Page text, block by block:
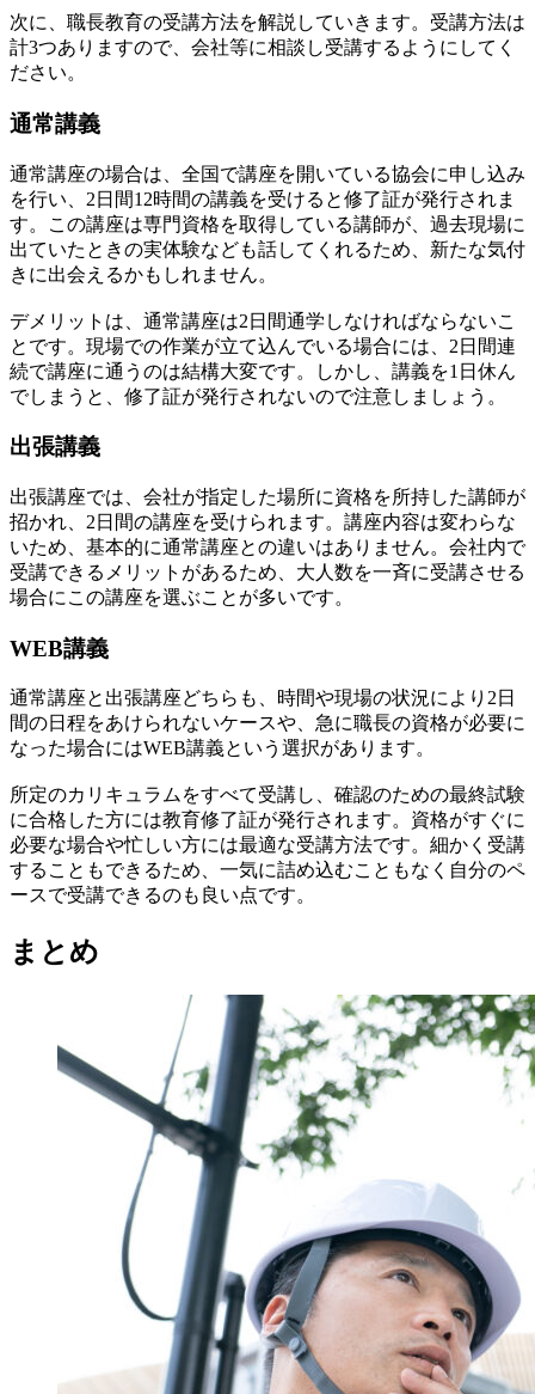
次に、職長教育の受講方法を解説していきます。受講方法は
計3つありますので、会社等に相談し受講するようにしてく
ださい。
通常講義
通常講座の場合は、全国で講座を開いている協会に申し込み
を行い、2日間12時間の講義を受けると修了証が発行されま
す。この講座は専門資格を取得している講師が、過去現場に
出ていたときの実体験なども話してくれるため、新たな気付
きに出会えるかもしれません。
デメリットは、通常講座は2日間通学しなければならないこ
とです。現場での作業が立て込んでいる場合には、2日間連
続で講座に通うのは結構大変です。しかし、講義を1日休ん
でしまうと、修了証が発行されないので注意しましょう。
出張講義
出張講座では、会社が指定した場所に資格を所持した講師が
招かれ、2日間の講座を受けられます。講座内容は変わらな
いため、基本的に通常講座との違いはありません。会社内で
受講できるメリットがあるため、大人数を一斉に受講させる
場合にこの講座を選ぶことが多いです。
WEB講義
通常講座と出張講座どちらも、時間や現場の状況により2日
間の日程をあけられないケースや、急に職長の資格が必要に
なった場合にはWEB講義という選択があります。
所定のカリキュラムをすべて受講し、確認のための最終試験
に合格した方には教育修了証が発行されます。資格がすぐに
必要な場合や忙しい方には最適な受講方法です。細かく受講
することもできるため、一気に詰め込むこともなく自分のペ
ースで受講できるのも良い点です。
まとめ